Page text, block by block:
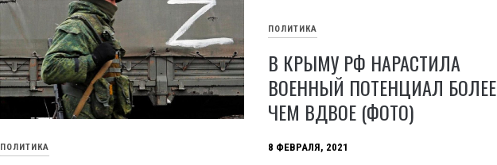
ПОЛИТИКА
ПОЛИТИКА
В КРЫМУ РФ НАРАСТИЛА
ВОЕННЫЙ ПОТЕНЦИАЛ БОЛЕЕ
ЧЕМ ВДВОЕ (ФОТО)
8 ФЕВРАЛЯ, 2021